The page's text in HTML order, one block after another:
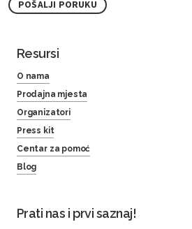
POŠALJI PORUKU
Resursi
O nama
Prodajna mjesta
Organizatori
Press kit
Centar za pomoć
Blog
Prati nas i prvi saznaj!